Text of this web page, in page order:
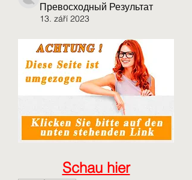
Превосходный Результат
13. září 2023
Schau hier